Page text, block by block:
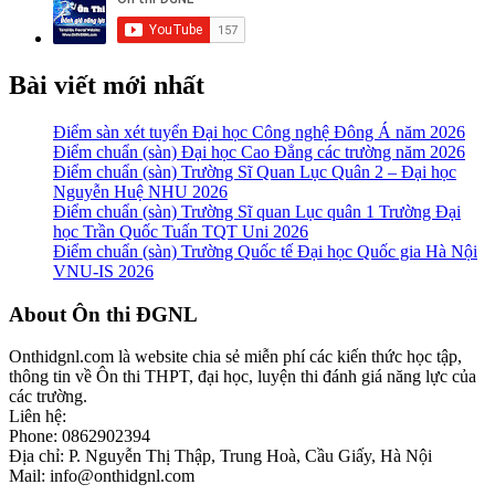
Bài viết mới nhất
Điểm sàn xét tuyển Đại học Công nghệ Đông Á năm 2026
Điểm chuẩn (sàn) Đại học Cao Đẳng các trường năm 2026
Điểm chuẩn (sàn) Trường Sĩ Quan Lục Quân 2 – Đại học
Nguyễn Huệ NHU 2026
Điểm chuẩn (sàn) Trường Sĩ quan Lục quân 1 Trường Đại
học Trần Quốc Tuấn TQT Uni 2026
Điểm chuẩn (sàn) Trường Quốc tế Đại học Quốc gia Hà Nội
VNU-IS 2026
Footer
About Ôn thi ĐGNL
Onthidgnl.com là website chia sẻ miễn phí các kiến thức học tập,
thông tin về Ôn thi THPT, đại học, luyện thi đánh giá năng lực của
các trường.
Liên hệ:
Phone: 0862902394
Địa chỉ: P. Nguyễn Thị Thập, Trung Hoà, Cầu Giấy, Hà Nội
Mail: info@onthidgnl.com